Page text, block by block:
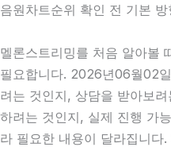
음원차트순위 확인 전 기본
멜론스트리밍를 처음 알아볼
필요합니다. 2026년06월02
려는 것인지, 상담을 받아보
하려는 것인지, 실제 진행 가
라 필요한 내용이 달라집니다